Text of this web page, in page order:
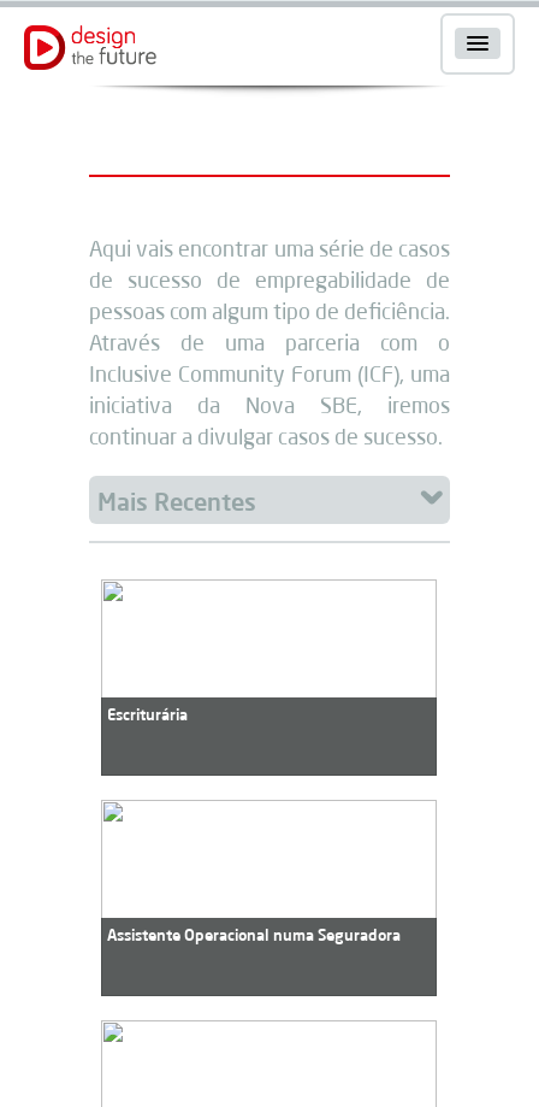
Aqui vais encontrar uma série de casos
de sucesso de empregabilidade de
pessoas com algum tipo de deficiência.
Através de uma parceria com o
Inclusive Community Forum (ICF), uma
iniciativa da Nova SBE, iremos
continuar a divulgar casos de sucesso.
Escriturária
Assistente Operacional numa Seguradora